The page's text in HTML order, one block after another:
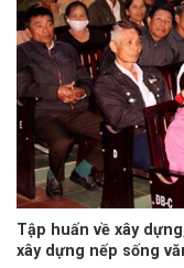
Tập huấn về xây
xây dựng nếp sống